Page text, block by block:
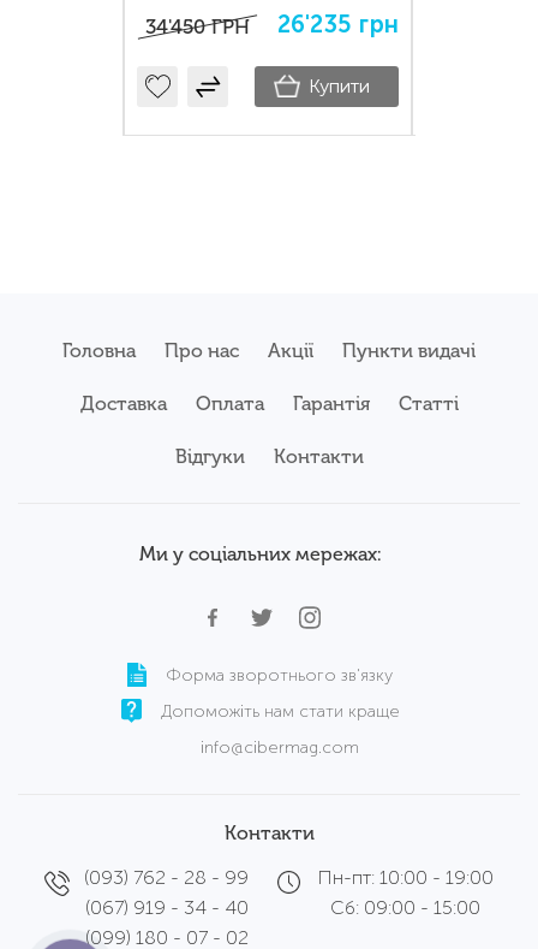
34'450 ГРН 26'235 грн
Купити
Головна Про нас Акції Пункти видачі
Доставка Оплата Гарантія Статті
Відгуки Контакти
Ми у соціальних мережах:
Форма зворотнього зв'язку
Допоможіть нам стати краще
info@cibermag.com
Контакти
(093) 762 - 28 - 99
(067) 919 - 34 - 40
(099) 180 - 07 - 02
Пн-пт: 10:00 - 19:00
Сб: 09:00 - 15:00